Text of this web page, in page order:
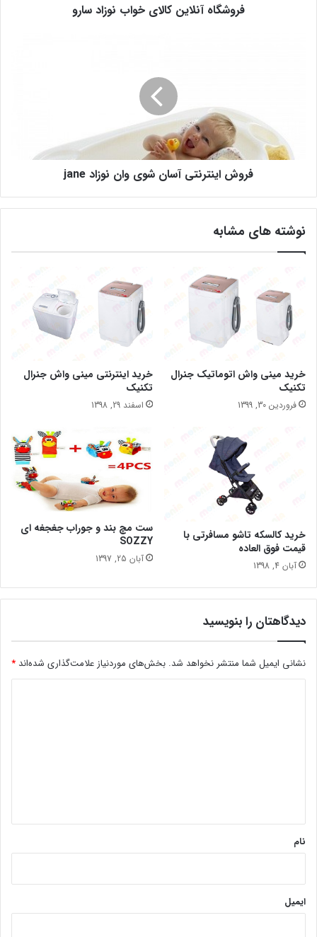
فروشگاه آنلاین کالای خواب نوزاد سارو
فروش اینترنتی آسان شوی وان نوزاد jane
نوشته های مشابه
خرید مینی واش اتوماتیک جنرال
تکنیک
فروردین 30, 1399
خرید اینترنتی مینی واش جنرال
تکنیک
اسفند 29, 1398
خرید کالسکه تاشو مسافرتی با
قیمت فوق العاده
آبان 4, 1398
ست مچ بند و جوراب جغجغه ای
SOZZY
آبان 25, 1397
دیدگاهتان را بنویسید
نشانی ایمیل شما منتشر نخواهد شد. بخش‌های موردنیاز علامت‌گذاری شده‌اند *
نام
ایمیل